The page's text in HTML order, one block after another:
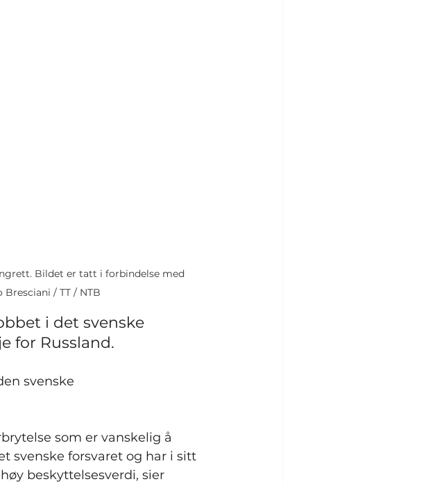
Bildet er tatt i forbindelse med
/ TT / NTB
i det svenske
for Russland.
svenske
som er vanskelig å
svenske forsvaret og har i sitt
beskyttelsesverdi, sier